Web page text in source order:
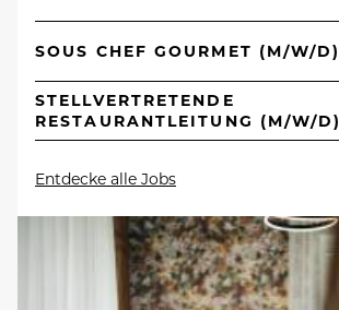
SOUS CHEF GOURMET (M/W/D)
STELLVERTRETENDE
RESTAURANTLEITUNG (M/W/D)
Entdecke alle Jobs